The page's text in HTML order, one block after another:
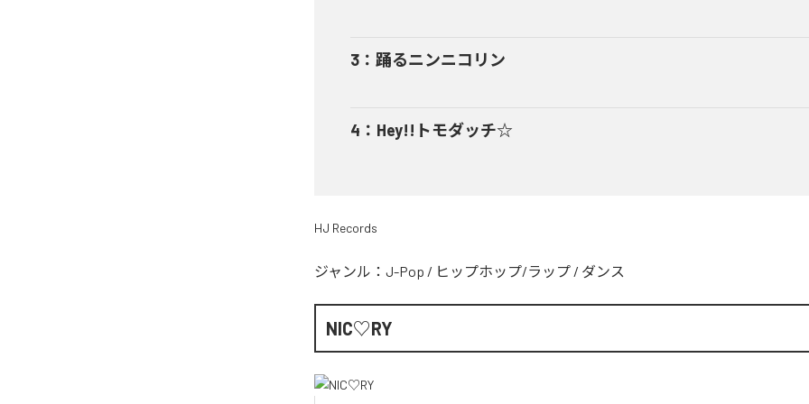
3 ： 踊るニンニコリン
4 ： Hey!!トモダッチ☆
HJ Records
ジャンル： J-Pop / ヒップホップ/ラップ / ダンス
NIC♡RY